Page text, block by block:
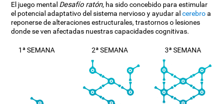
El juego mental Desafío ratón, ha sido concebido para estimular
el potencial adaptativo del sistema nervioso y ayudar alcerebroa
reponerse de alteraciones estructurales, trastornos o lesiones
donde se ven afectadas nuestras capacidades cognitivas.
1ª SEMANA 2ª SEMANA 3ª SEMANA